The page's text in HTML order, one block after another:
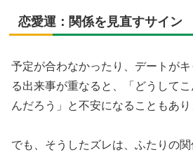
恋愛運：関係を見直すサイン
予定が合わなかったり、デートが
る出来事が重なると、「どうして
んだろう」と不安になることもあり
でも、そうしたズレは、ふたりの